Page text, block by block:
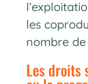
les
nombre
Les droits